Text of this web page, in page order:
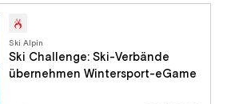
Ski Alpin
Ski Challenge: Ski-Verbände
übernehmen Wintersport-eGame